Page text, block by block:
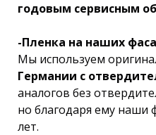
годовым сервисным
-Пленка на наших
Мы используем
Германии с
аналогов без
но благодаря ему наши
лет.